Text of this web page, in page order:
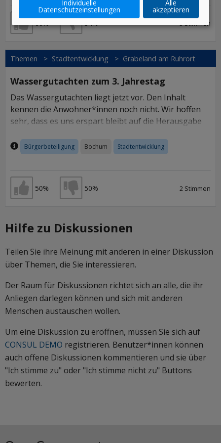
3 Stimmen
Ich stimme zu
66%
Ich stimme nicht zu
34%
Themen > Stadtentwicklung > Grabeland am Ruhrort
Wassergutachten zum 3. Jahrestag
Das Wassergutachten liegt jetzt vor. Den Inhalt
kennen die Anwohner*innen noch nicht. Wir hoffen
sehr, dass es uns erspart bleibt auf die Herausgabe
Informationsfreiheitsgesetz zu klagen, erspart bleibt,
Informationen, die das Offensichtliche ans Tageslicht
gefährdeten Gebiet in Zeiten unwiederruflicher
klimatischen Veränderungen nicht gebaut werden
Inhalt per AI / Machine Learning generiert
Bürgerbeteiligung Bochum Stadtentwicklung
2 Stimmen
Ich stimme zu
50%
Ich stimme nicht zu
50%
Hilfe zu Diskussionen
Teilen Sie ihre Meinung mit anderen in einer Diskussion
über Themen, die Sie interessieren.
Der Raum für Diskussionen richtet sich an alle, die ihr
Anliegen darlegen können und sich mit anderen
Menschen austauschen wollen.
Um eine Diskussion zu eröffnen, müssen Sie sich auf
CONSUL DEMO registrieren. Benutzer*innen können
auch offene Diskussionen kommentieren und sie über
"Ich stimme zu" oder "Ich stimme nicht zu" Buttons
bewerten.
Individuelle
Datenschutzeinstellungen
Alle
akzeptieren